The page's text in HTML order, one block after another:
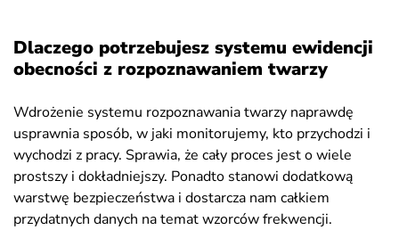
Dlaczego potrzebujesz systemu ewidencji
obecności z rozpoznawaniem twarzy
Wdrożenie systemu rozpoznawania twarzy naprawdę
usprawnia sposób, w jaki monitorujemy, kto przychodzi i
wychodzi z pracy. Sprawia, że cały proces jest o wiele
prostszy i dokładniejszy. Ponadto stanowi dodatkową
warstwę bezpieczeństwa i dostarcza nam całkiem
przydatnych danych na temat wzorców frekwencji.